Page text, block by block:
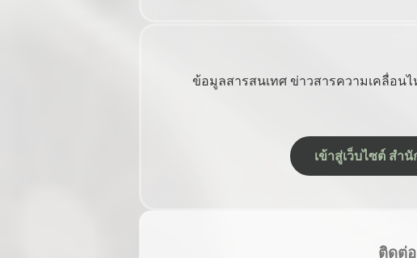
ข้อมูลสารสนเทศ ข่าวสารความเคลื่อน
เข้าสู่เว็บไซต์ สำ
ติดต่